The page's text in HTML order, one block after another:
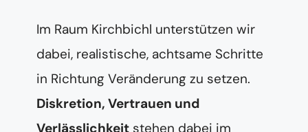
Im Raum Kirchbichl unterstützen wir
dabei, realistische, achtsame Schritte
in Richtung Veränderung zu setzen.
Diskretion, Vertrauen und
Verlässlichkeit stehen dabei im